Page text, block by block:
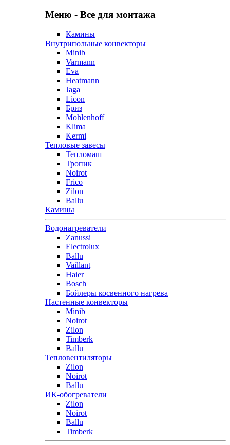
Меню - Все для монтажа
Камины
Внутрипольные конвекторы
Minib
Varmann
Eva
Heatmann
Jaga
Licon
Бриз
Mohlenhoff
Klima
Kermi
Тепловые завесы
Тепломаш
Тропик
Noirot
Frico
Zilon
Ballu
Камины
Водонагреватели
Zanussi
Electrolux
Ballu
Vaillant
Haier
Bosch
Бойлеры косвенного нагрева
Настенные конвекторы
Minib
Noirot
Zilon
Timberk
Ballu
Тепловентиляторы
Zilon
Noirot
Ballu
ИК-обогреватели
Zilon
Noirot
Ballu
Timberk